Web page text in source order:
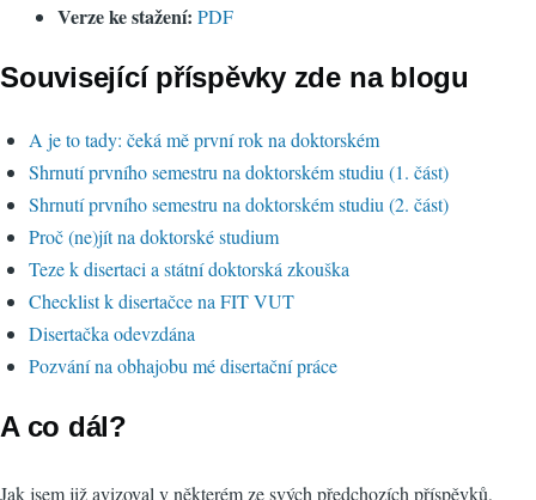
Verze ke stažení: PDF
Související příspěvky zde na blogu
A je to tady: čeká mě první rok na doktorském
Shrnutí prvního semestru na doktorském studiu (1. část)
Shrnutí prvního semestru na doktorském studiu (2. část)
Proč (ne)jít na doktorské studium
Teze k disertaci a státní doktorská zkouška
Checklist k disertačce na FIT VUT
Disertačka odevzdána
Pozvání na obhajobu mé disertační práce
A co dál?
Jak jsem již avizoval v některém ze svých předchozích příspěvků,